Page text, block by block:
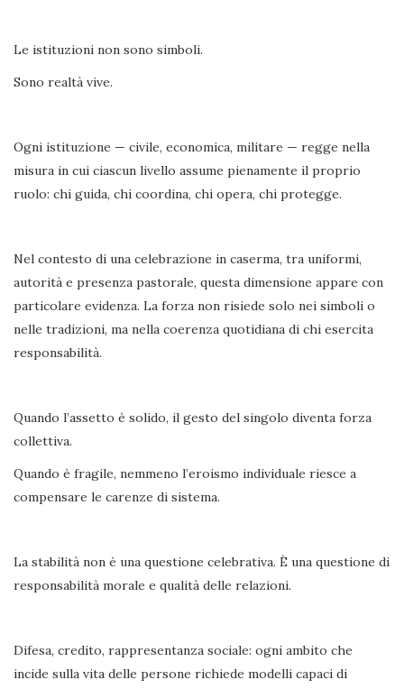
Le istituzioni non sono simboli.
Sono realtà vive.
Ogni istituzione — civile, economica, militare — regge nella
misura in cui ciascun livello assume pienamente il proprio
ruolo: chi guida, chi coordina, chi opera, chi protegge.
Nel contesto di una celebrazione in caserma, tra uniformi,
autorità e presenza pastorale, questa dimensione appare con
particolare evidenza. La forza non risiede solo nei simboli o
nelle tradizioni, ma nella coerenza quotidiana di chi esercita
responsabilità.
Quando l’assetto è solido, il gesto del singolo diventa forza
collettiva.
Quando è fragile, nemmeno l’eroismo individuale riesce a
compensare le carenze di sistema.
La stabilità non è una questione celebrativa. È una questione di
responsabilità morale e qualità delle relazioni.
Difesa, credito, rappresentanza sociale: ogni ambito che
incide sulla vita delle persone richiede modelli capaci di